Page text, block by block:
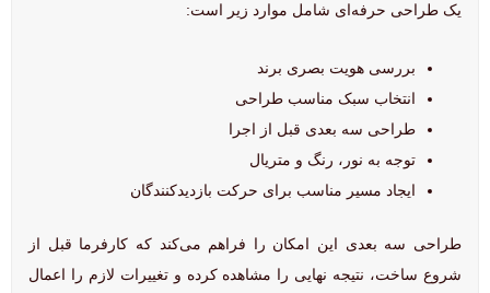
یک طراحی حرفه‌ای شامل موارد زیر است:
بررسی هویت بصری برند
انتخاب سبک مناسب طراحی
طراحی سه بعدی قبل از اجرا
توجه به نور، رنگ و متریال
ایجاد مسیر مناسب برای حرکت بازدیدکنندگان
طراحی سه بعدی این امکان را فراهم می‌کند که کارفرما قبل از
شروع ساخت، نتیجه نهایی را مشاهده کرده و تغییرات لازم را اعمال